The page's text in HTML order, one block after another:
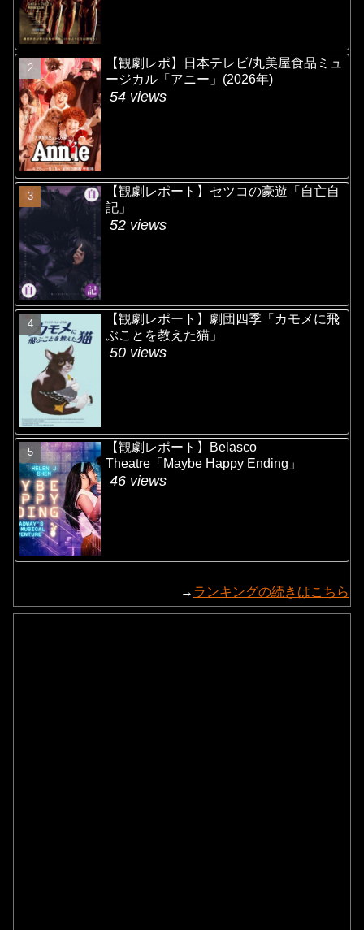
【観劇レポ】日本テレビ/丸美屋食品ミュ
ージカル「アニー」(2026年)
54 views
【観劇レポート】セツコの豪遊「自亡自
記」
52 views
【観劇レポート】劇団四季「カモメに飛
ぶことを教えた猫」
50 views
【観劇レポート】Belasco
Theatre「Maybe Happy Ending」
46 views
→ ランキングの続きはこちら